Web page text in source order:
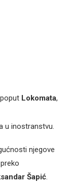
Lokomata,
u inostranstvu.
njegove
Šapić.